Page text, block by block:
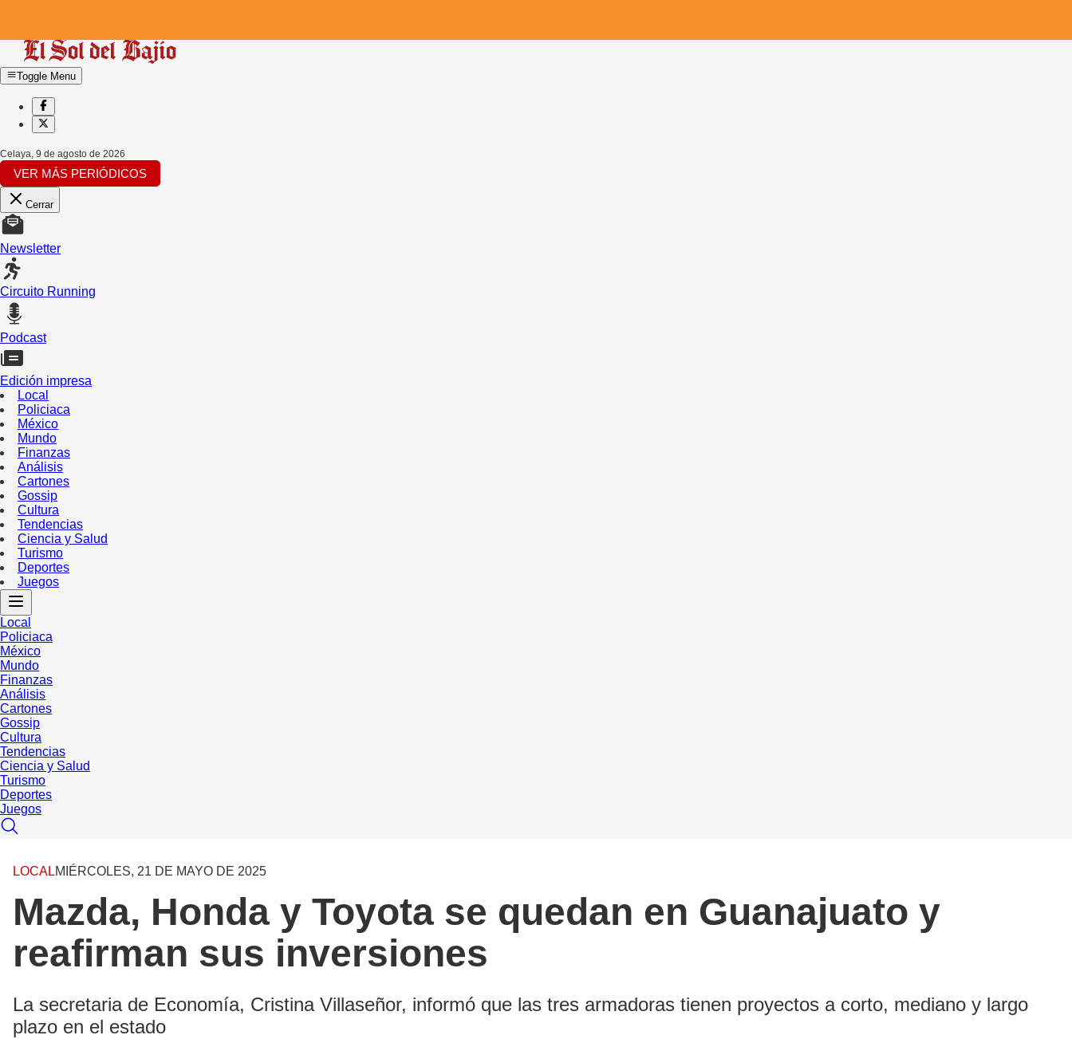
Toggle Menu
Celaya, 9 de agosto de 2026
VER MÁS PERIÓDICOS
Cerrar
Newsletter
Circuito Running
Podcast
Edición impresa
Local
Policiaca
México
Mundo
Finanzas
Análisis
Cartones
Gossip
Cultura
Tendencias
Ciencia y Salud
Turismo
Deportes
Juegos
Local
Policiaca
México
Mundo
Finanzas
Análisis
Cartones
Gossip
Cultura
Tendencias
Ciencia y Salud
Turismo
Deportes
Juegos
LOCALMIÉRCOLES, 21 DE MAYO DE 2025
Mazda, Honda y Toyota se quedan en Guanajuato y
reafirman sus inversiones
La secretaria de Economía, Cristina Villaseñor, informó que las tres armadoras tienen proyectos a corto, mediano y largo
plazo en el estado